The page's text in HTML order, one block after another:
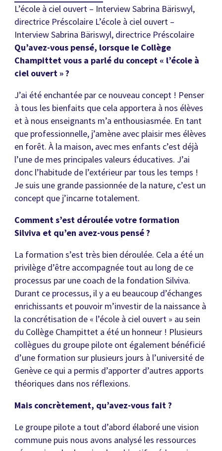
L’école à ciel ouvert – Interview Sabrina Bäriswyl,
directrice Préscolaire L’école à ciel ouvert –
Interview Sabrina Bäriswyl, directrice Préscolaire
Qu’avez-vous pensé, lorsque le Collège
Champittet vous a parlé du concept « l’école à
ciel ouvert » ?
J’ai été enchantée par ce nouveau concept ! Penser
à tous les bienfaits que cela apportera à nos élèves
et à nous enseignants m’a enthousiasmée. En tant
que professionnelle, j’amène avec plaisir mes élèves
en forêt. À la maison, avec mes enfants c’est déjà
l’une de mes principales valeurs éducatives. J’ai
donc l’habitude de l’extérieur par tous les temps !
Je suis une grande passionnée de la nature, c’est un
concept que j’incarne totalement.
Comment s’est déroulée votre formation
Silviva et qu’en avez-vous pensé ?
La formation s’est très bien déroulée. Cela a été un
privilège d’être accompagnée tout au long de ce
processus par une coach de la fondation Silviva.
Durant ce processus, il y a eu beaucoup d’échanges
enrichissants et pouvoir m’investir de la naissance à
la concrétisation de « l’école à ciel ouvert » au sein
du Collège Champittet a été un honneur ! Plusieurs
collègues du groupe pilote ont également bénéficié
d’une formation sur plusieurs jours à l’université de
Genève ce qui a permis d’apporter d’autres apports
théoriques dans nos réflexions.
Mais concrètement, qu’avez-vous fait ?
Le groupe pilote a tout d’abord élaboré une vision
commune puis nous avons analysé les ressources